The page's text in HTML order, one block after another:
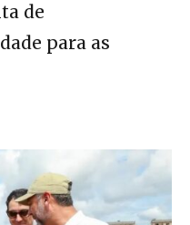
de
para as